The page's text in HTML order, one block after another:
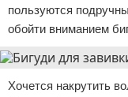
пользуются
обойти вниманием
Хочется накрутить